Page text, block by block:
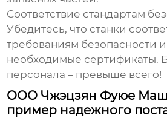
Соответствие стандартам
Убедитесь, что станки
требованиям безопасности
необходимые сертификаты.
персонала – превыше всего!
ООО Чжэцзян Фуюе
пример надежного